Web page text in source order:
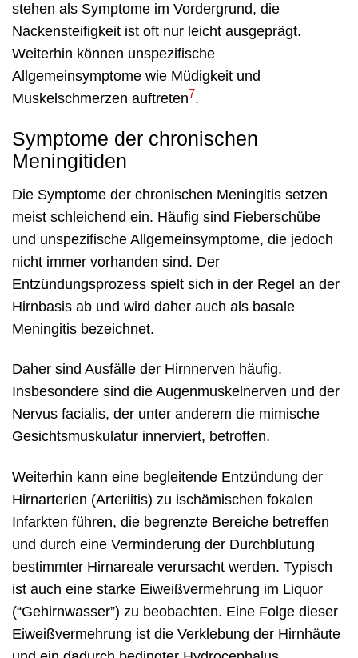
stehen als Symptome im Vordergrund, die
Nackensteifigkeit ist oft nur leicht ausgeprägt.
Weiterhin können unspezifische
Allgemeinsymptome wie Müdigkeit und
Muskelschmerzen auftreten7.
Symptome der chronischen
Meningitiden
Die Symptome der chronischen Meningitis setzen
meist schleichend ein. Häufig sind Fieberschübe
und unspezifische Allgemeinsymptome, die jedoch
nicht immer vorhanden sind. Der
Entzündungsprozess spielt sich in der Regel an der
Hirnbasis ab und wird daher auch als basale
Meningitis bezeichnet.
Daher sind Ausfälle der Hirnnerven häufig.
Insbesondere sind die Augenmuskelnerven und der
Nervus facialis, der unter anderem die mimische
Gesichtsmuskulatur innerviert, betroffen.
Weiterhin kann eine begleitende Entzündung der
Hirnarterien (Arteriitis) zu ischämischen fokalen
Infarkten führen, die begrenzte Bereiche betreffen
und durch eine Verminderung der Durchblutung
bestimmter Hirnareale verursacht werden. Typisch
ist auch eine starke Eiweißvermehrung im Liquor
(“Gehirnwasser”) zu beobachten. Eine Folge dieser
Eiweißvermehrung ist die Verklebung der Hirnhäute